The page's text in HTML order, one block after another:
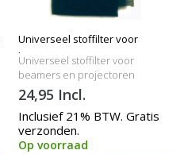
Universeel stoffilter voor
beamers
Universeel stoffilter voor
beamers en projectoren
24,95 Incl.
Inclusief 21% BTW. Gratis
verzonden.
Op voorraad